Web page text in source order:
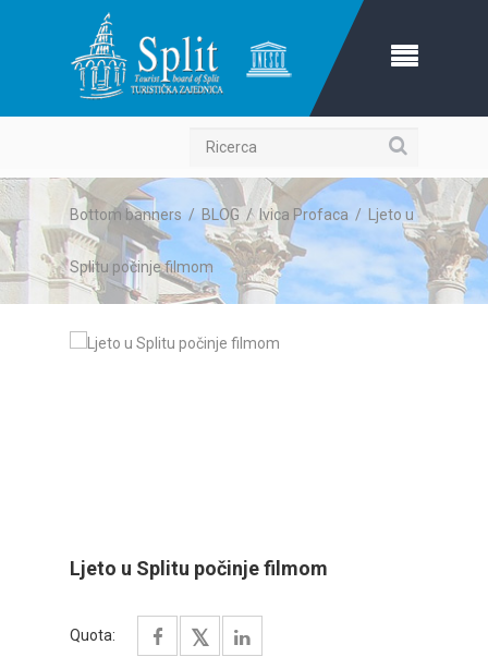
Ricerca
Bottom banners / BLOG / Ivica Profaca / Ljeto u
Splitu počinje filmom
Ljeto u Splitu počinje filmom
Quota: